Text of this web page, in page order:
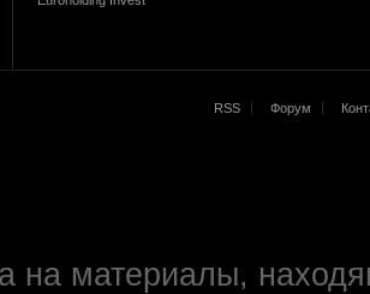
RSS Форум
на материалы,